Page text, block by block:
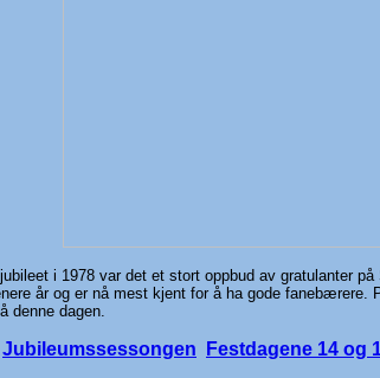
i 1978 var det et stort oppbud av gratulanter
år og er nå mest kjent for å ha gode fanebærere.
denne dagen.
Jubileumssessongen Festdagene 14 og